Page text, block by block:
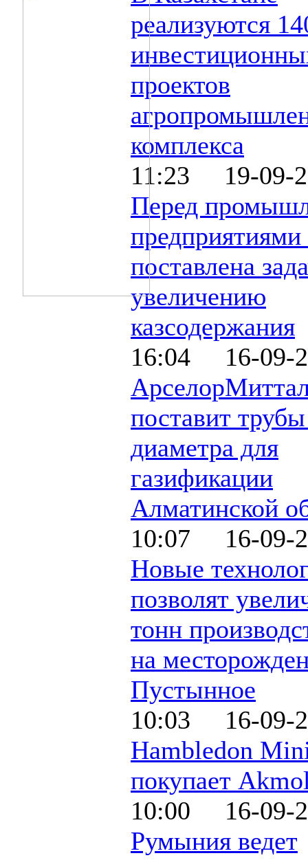
реализуются
проектов
комплекса
11:23 19-09-
Перед
поставлена
увеличению
казсодержания
16:04 16-09-
поставит
диаметра для
газификации
Алматинской
10:07 16-09-
Новые
позволят
тонн
на
Пустынное
10:03 16-09-
Hambledon
покупает
10:00 16-09-
Румыния ведет